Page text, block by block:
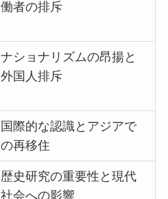
働者の排斥
ナショナリズムの昂揚と
外国人排斥
国際的な認識とアジアで
の再移住
歴史研究の重要性と現代
社会への影響